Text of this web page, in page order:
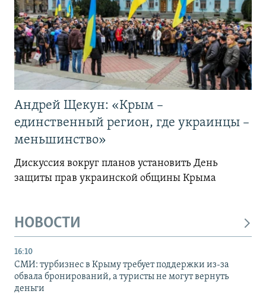
Андрей Щекун: «Крым –
единственный регион, где украинцы –
меньшинство»
Дискуссия вокруг планов установить День
защиты прав украинской общины Крыма
НОВОСТИ
16:10
СМИ: турбизнес в Крыму требует поддержки из-за
обвала бронирований, а туристы не могут вернуть
деньги